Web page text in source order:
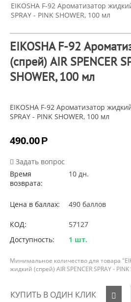
EIKOSHA F-92 Ароматизатор
SPRAY - PINK SHOWER, 100 мл
EIKOSHA F-92
(спрей) AIR SPENCER
SHOWER, 100 мл
EIKOSHA F-92 Ароматизатор
SPRAY - PINK SHOWER, 100 мл
490.00Р
Задать вопрос
Время
возврата:
10 дн.
Цена в баллах: 490 баллов
КОД:
57127
Доступность:
1 шт.
Минимальное количество для товара
жидкий (спрей) AIR SPENCER SPRAY -
КУПИТЬ В ОДИН КЛИК